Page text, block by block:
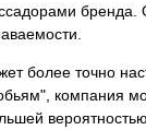
более точно
компания